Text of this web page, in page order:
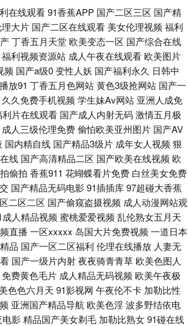
1000 超碰91免费在线 四虎av成人在线观看 国产精品
操屄精品一区 日韩熟女合集久久 天美在线视频 亚洲
小视频 91视频免费视频 97久久免费视频 成人午夜无
逼视频一区 日本a区 91看黄下 91丝足 91小电影 A片
线 国产视频1234 久久香蕉伊人网 青青操社区 91在
图自拍 国产日韩亚洲另类 久草亚洲色图在线视频
美网站 91深夜熟妇视频 AV福利院 wwwsysmecn 国
一区二区 久草综合在线亚洲 男人天堂网站在线观看
亚洲精品中文字幕 四虎四虎色AV 午夜剧场欧洲A片
利包网站 91视频网址91婷婷 av在线掏空 国产内射
久久黄片91 老司机福利微拍 日韩东京热99 色婷婷亚
在线观看91香蕉APP 国产二区三区 国产精
大片 国产二区在线观看 美女伦理视频 福利
丁香五月天堂 欧美变态一区 国产综合在线
福利视频资源站 成人午夜在线观看 欧美图片
频 国产a级0变性人妖 国产福利永久 日韩中
放91 丁香五月色网站黄色3级抢网站 国产一
久久免费手机视频 学生妹Av网站 亚洲人成免
利片在线观看 国产成人内射无码激情五月极
成人三级伦理免费偷怕欧美亚州图片 国产AV
国内精自线 国产精品3级片 成年女人视频 狠
线 国产高清精品二区 国产欧美在线视频 欧
偷拍 香蕉911 花蝴蝶看片免费 白丝美女免费
国产精品无码电影91插插库97超碰大香蕉
二区二区 国产偷窥盗摄视频 成人动漫网站观
成人精品视频 蜜桃爱爱视频 乱伦熟女五月天
直播 一区xxxxx 岛国大片免费视频 一道日本
品 国产一区二区福利 伦理在线播放 人妻无
国产一级片内射夜夜骑青青草 欧美色图人
免费黄色毛片 成人精品无码视频 欧美午夜极
色色六月天 91影视网 午夜伦不卡 加勒比性
亚洲国产精品导航 欧美色淫波多野结依电
电影精品国产美女剃毛 加勒比熟女91碰在线